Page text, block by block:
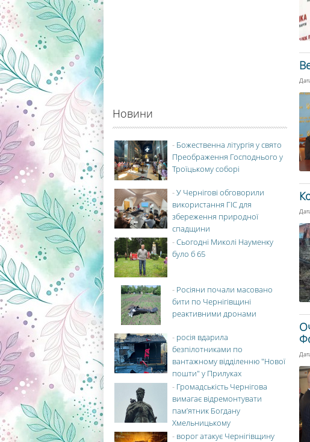
Новини
- Божественна літургія у свято
Преображення Господнього у
Троїцькому соборі
-У Чернігові обговорили
використання ГІС для
збереження природної
спадщини
-Сьогодні Миколі Науменку
було б 65
- Росіяни почали масовано
бити по Чернігівщині
реактивними дронами
- росія вдарила
безпілотниками по
вантажному відділенню "Нової
пошти" у Прилуках
- Громадськість Чернігова
вимагає відремонтувати
пам’ятник Богдану
Хмельницькому
- ворог атакує Чернігівщину